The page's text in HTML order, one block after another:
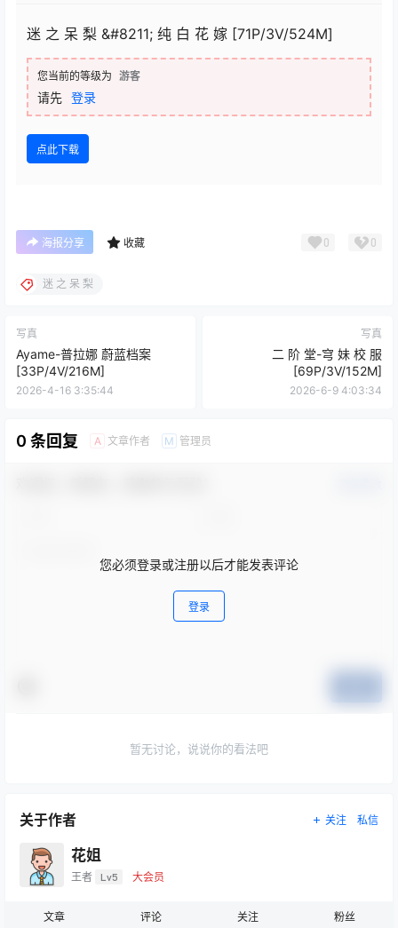
迷 之 呆 梨 &#8211; 纯 白 花 嫁 [71P/3V/524M]
您当前的等级为 游客
请先 登录
点此下载
海报分享 收藏 0 0
迷 之 呆 梨
写真
Ayame-普拉娜 蔚蓝档案
[33P/4V/216M]
2026-4-16 3:35:44
写真
二 阶 堂-穹 妹 校 服
[69P/3V/152M]
2026-6-9 4:03:34
0 条回复 A 文章作者 M 管理员
您必须登录或注册以后才能发表评论
登录
暂无讨论，说说你的看法吧
关于作者 关注 私信
花姐
王者 Lv5 大会员
文章 评论 关注 粉丝